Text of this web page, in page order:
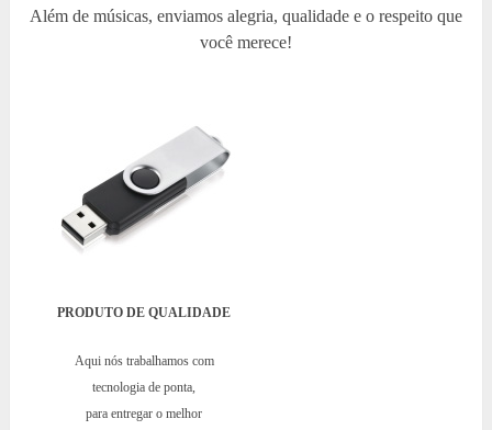
Além de músicas, enviamos alegria, qualidade e o respeito que
você merece!
PRODUTO DE QUALIDADE
Aqui nós trabalhamos com
tecnologia de ponta,
para entregar o melhor